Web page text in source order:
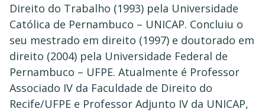
Direito do Trabalho (1993) pela Universidade
Católica de Pernambuco – UNICAP. Concluiu o
seu mestrado em direito (1997) e doutorado em
direito (2004) pela Universidade Federal de
Pernambuco – UFPE. Atualmente é Professor
Associado IV da Faculdade de Direito do
Recife/UFPE e Professor Adjunto IV da UNICAP,